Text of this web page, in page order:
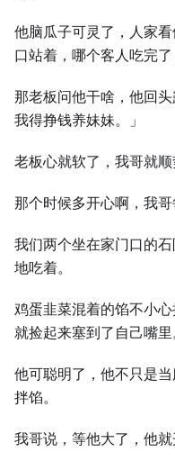
他脑瓜子可灵了，人家
口站着，哪个客人吃完
那老板问他干啥，他回
我得挣钱养妹妹。」
老板心就软了，我哥就顺
那个时候多开心啊，我哥
我们两个坐在家门口的
地吃着。
鸡蛋韭菜混着的馅不小
就捡起来塞到了自己嘴里
他可聪明了，他不只是
拌馅。
我哥说，等他大了，他就